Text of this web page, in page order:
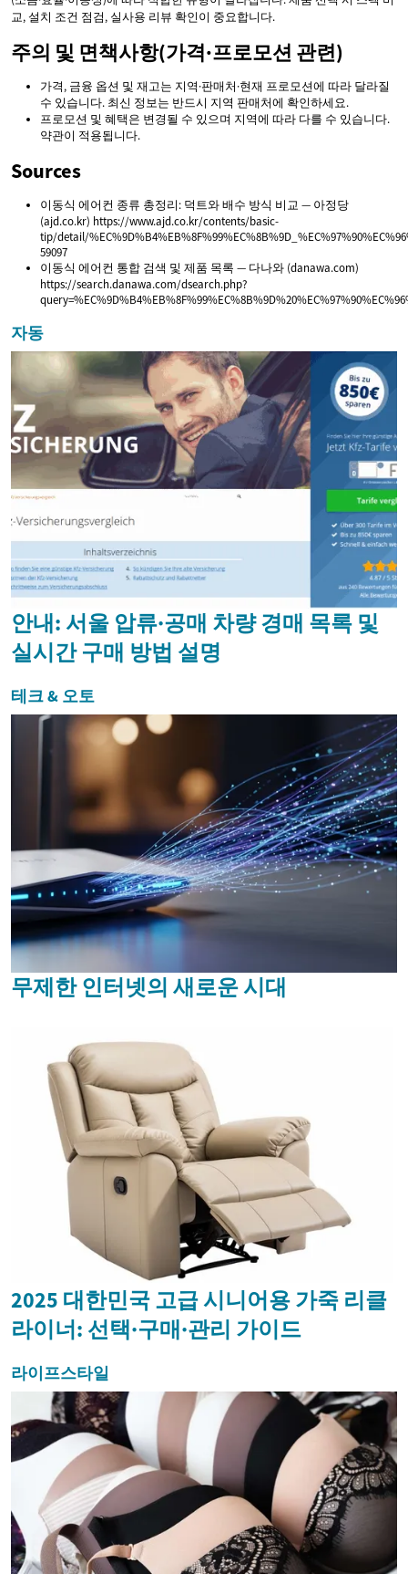
교, 설치 조건 점검, 실사용 리뷰 확인이 중요합니다.
주의 및 면책사항(가격·프로모션 관련)
가격, 금융 옵션 및 재고는 지역·판매처·현재 프로모션에 따라 달라질
수 있습니다. 최신 정보는 반드시 지역 판매처에 확인하세요.
프로모션 및 혜택은 변경될 수 있으며 지역에 따라 다를 수 있습니다.
약관이 적용됩니다.
Sources
이동식 에어컨 종류 총정리: 덕트와 배수 방식 비교 — 아정당
(ajd.co.kr) https://www.ajd.co.kr/contents/basic-
tip/detail/
59097
이동식 에어컨 통합 검색 및 제품 목록 — 다나와 (danawa.com)
https://search.danawa.com/dsearch.php?
자동
안내: 서울 압류·공매 차량 경매 목록 및
실시간 구매 방법 설명
테크 & 오토
무제한 인터넷의 새로운 시대
2025 대한민국 고급 시니어용 가죽 리클
라이너: 선택·구매·관리 가이드
라이프스타일